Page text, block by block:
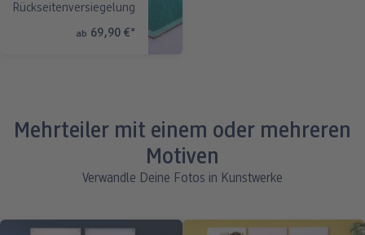
Rückseitenversiegelung
ab 69,90 €*
Mehrteiler mit einem oder mehreren
Motiven
Verwandle Deine Fotos in Kunstwerke